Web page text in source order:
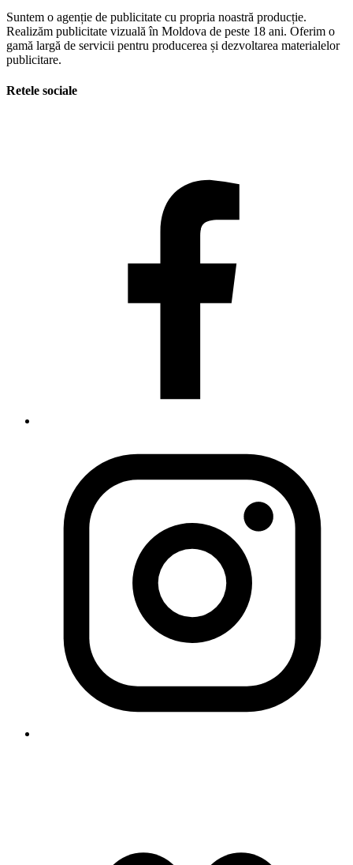
Suntem o agenție de publicitate cu propria noastră producție.
Realizăm publicitate vizuală în Moldova de peste 18 ani. Oferim o
gamă largă de servicii pentru producerea și dezvoltarea materialelor
publicitare.
Retele sociale